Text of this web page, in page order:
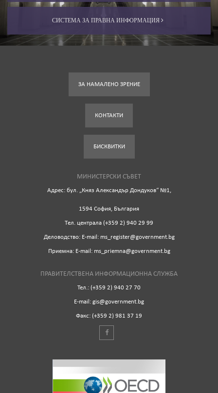
СИСТЕМА ЗА ПРАВНА ИНФОРМАЦИЯ
ЗА НАМАЛЕНО ЗРЕНИЕ
КОНТАКТИ
БИСКВИТКИ
МИНИСТЕРСКИ СЪВЕТ
Адрес: бул. „Княз Александър Дондуков“ №1,
1594 София, България
Tел. централа (+359 2) 940 29 99
Деловодство: Е-mail: ms_register@government.bg
Приемна: Е-mail: ms_priemna@government.bg
ПРАВИТЕЛСТВЕНА ИНФОРМАЦИОННА СЛУЖБА
Тел.: (+359 2) 940 27 70
Е-mail: gis@government.bg
Факс: (+359 2) 981 37 19